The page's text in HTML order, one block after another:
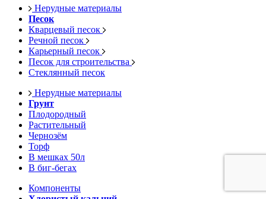
Нерудные материалы
Песок
Кварцевый песок
Речной песок
Карьерный песок
Песок для строительства
Стеклянный песок
Нерудные материалы
Грунт
Плодородный
Растительный
Чернозём
Торф
В мешках 50л
В биг-бегах
Компоненты